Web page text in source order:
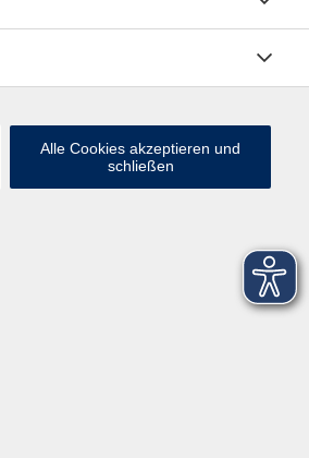
Alle Cookies akzeptieren und
schließen